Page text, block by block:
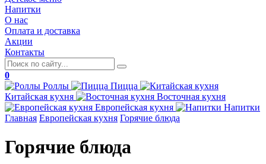
Напитки
О нас
Оплата и доставка
Акции
Контакты
0
Роллы
Пицца
Китайская кухня Восточная кухня
Европейская кухня
Напитки
Главная Европейская кухня Горячие блюда
Горячие блюда